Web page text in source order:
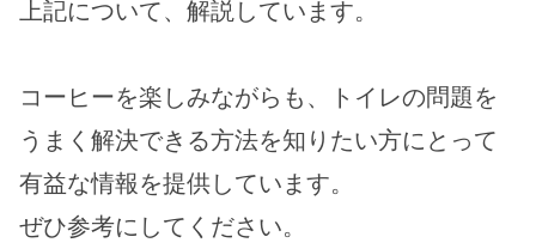
上記について、解説しています。
コーヒーを楽しみながらも、トイレの問題を
うまく解決できる方法を知りたい方にとって
有益な情報を提供しています。
ぜひ参考にしてください。